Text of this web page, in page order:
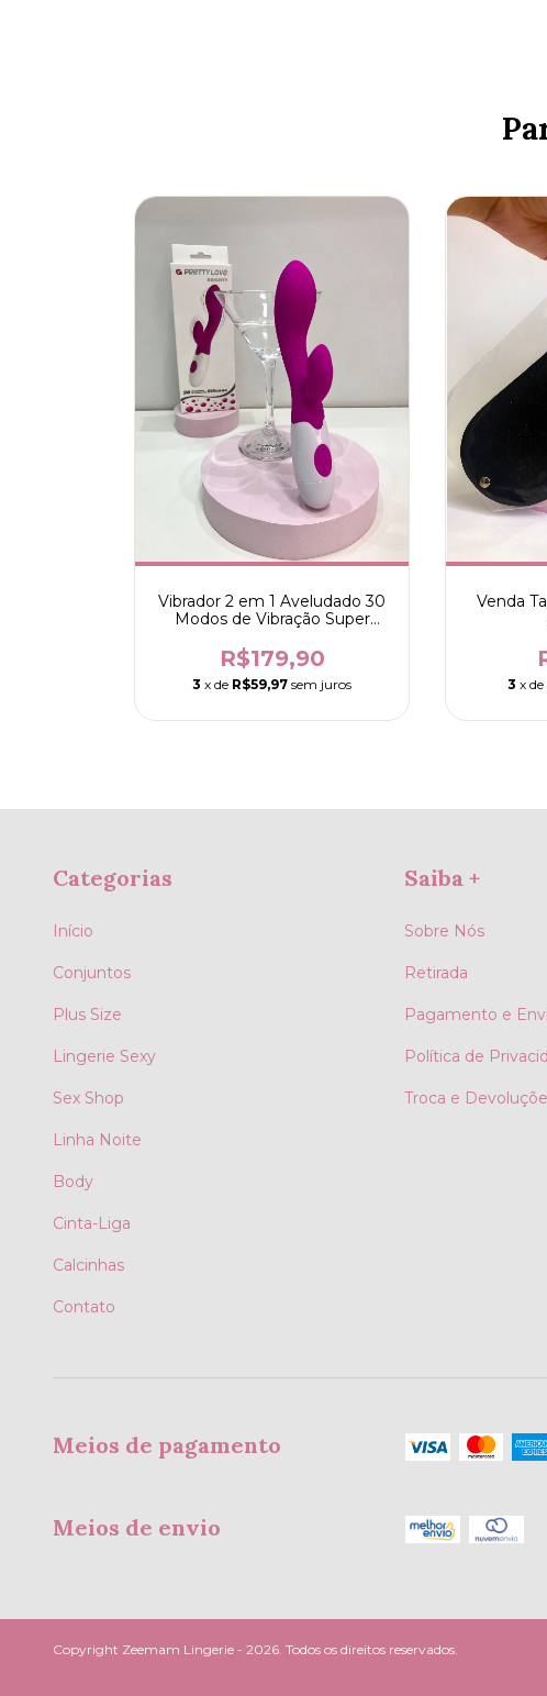
Vibrador 2 em 1 Aveludado 30
Modos de Vibração Super
R$179,90
3 x de R$59,97 sem juros
Venda
3 x de
Categorias
Início
Conjuntos
Plus Size
Lingerie Sexy
Sex Shop
Linha Noite
Body
Cinta-Liga
Calcinhas
Contato
Saiba +
Sobre Nós
Retirada
Pagamento e
Política de
Troca e
Meios de pagamento
Meios de envio
Copyright Zeemam Lingerie - 2026. Todos os direitos reservados.